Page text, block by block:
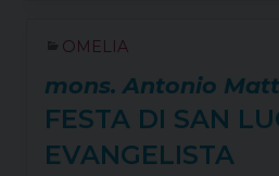
OMELIA
mons. Antonio
FESTA DI SAN
EVANGELISTA